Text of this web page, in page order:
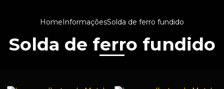
HomeInformaçõesSolda de ferro fundido
Solda de ferro fundido